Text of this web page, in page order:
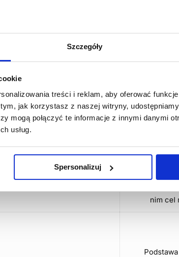
Szczegóły
treści i reklam, aby oferować
jak korzystasz z naszej witryny,
mogą połączyć te informacje z innymi danymi
usług.
Spersonalizuj
zawarcia
adres e-mail
otrzymywanie
przetwarzać
realizuje
nim cel